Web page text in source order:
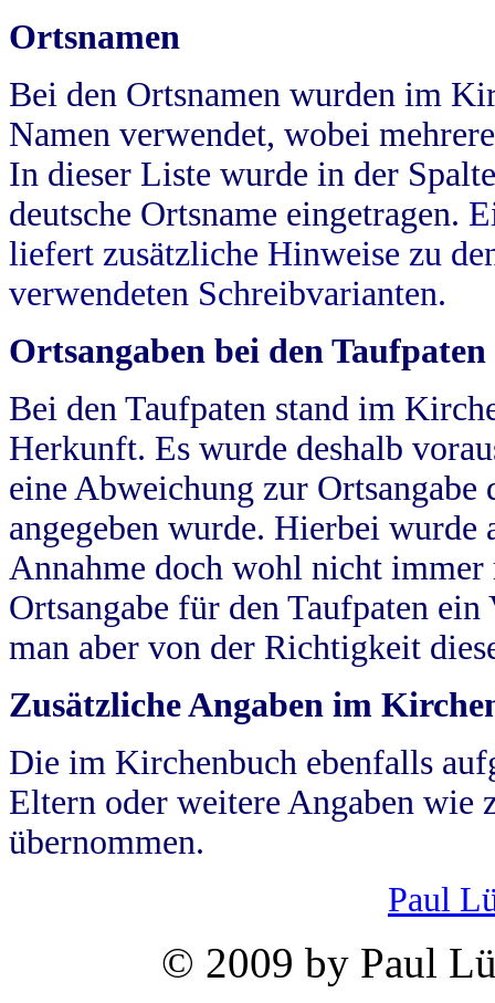
Ortsnamen
Bei den Ortsnamen wurden im
Namen verwendet, wobei
In dieser Liste wurde in der
deutsche Ortsname eingetragen.
liefert zusätzliche Hinweise zu
verwendeten Schreibvarianten.
Ortsangaben bei den Taufpaten
Bei den Taufpaten stand im
Herkunft. Es wurde deshalb
eine Abweichung zur
angegeben wurde. Hierbei wurde
Annahme doch wohl nicht
Ortsangabe für den Taufpaten
man aber von der Richtigkeit
Zusätzliche Angaben im
Die im Kirchenbuch ebenfalls
Eltern oder weitere Angaben wie
übernommen.
Paul
© 2009 by Paul